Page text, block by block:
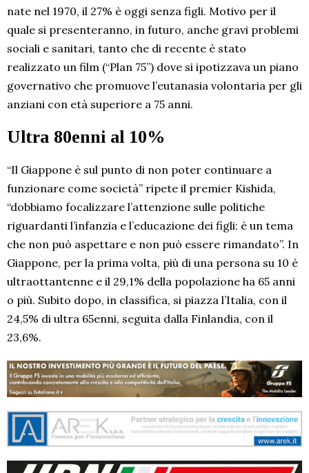
nate nel 1970, il 27% è oggi senza figli. Motivo per il
quale si presenteranno, in futuro, anche gravi problemi
sociali e sanitari, tanto che di recente è stato
realizzato un film (“Plan 75”) dove si ipotizzava un piano
governativo che promuove l’eutanasia volontaria per gli
anziani con età superiore a 75 anni.
Ultra 80enni al 10%
“Il Giappone è sul punto di non poter continuare a
funzionare come società” ripete il premier Kishida,
“dobbiamo focalizzare l’attenzione sulle politiche
riguardanti l’infanzia e l’educazione dei figli: è un tema
che non può aspettare e non può essere rimandato”. In
Giappone, per la prima volta, più di una persona su 10 è
ultraottantenne e il 29,1% della popolazione ha 65 anni
o più. Subito dopo, in classifica, si piazza l’Italia, con il
24,5% di ultra 65enni, seguita dalla Finlandia, con il
23,6%.